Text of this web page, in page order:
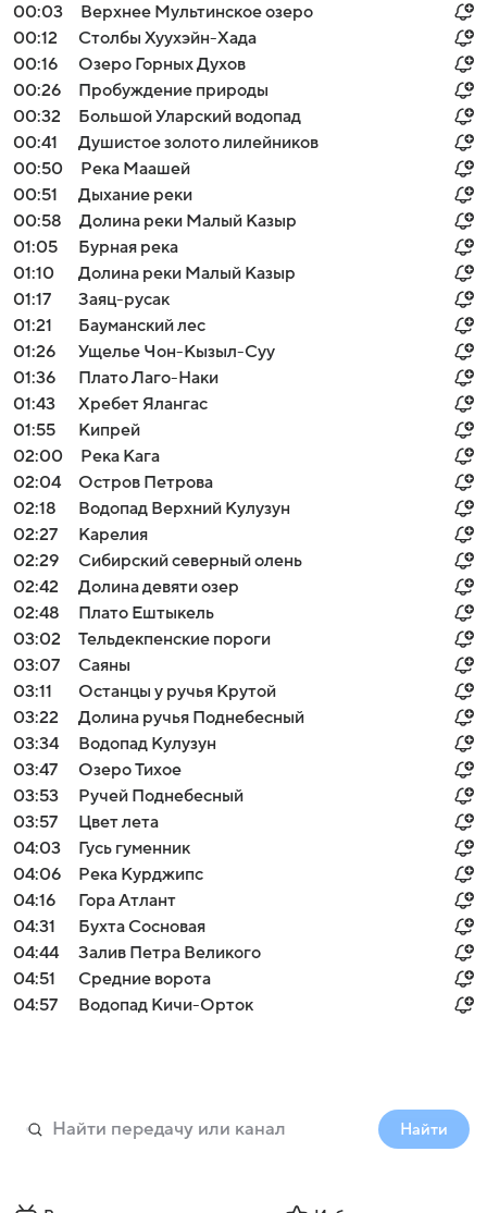
00:03
Верхнее Мультинское озеро
00:12
Столбы Хуухэйн-Хада
00:16
Озеро Горных Духов
00:26
Пробуждение природы
00:32
Большой Уларский водопад
00:41
Душистое золото лилейников
00:50
Река Маашей
00:51
Дыхание реки
00:58
Долина реки Малый Казыр
01:05
Бурная река
01:10
Долина реки Малый Казыр
01:17
Заяц-русак
01:21
Бауманский лес
01:26
Ущелье Чон-Кызыл-Суу
01:36
Плато Лаго-Наки
01:43
Хребет Ялангас
01:55
Кипрей
02:00
Река Кага
02:04
Остров Петрова
02:18
Водопад Верхний Кулузун
02:27
Карелия
02:29
Сибирский северный олень
02:42
Долина девяти озер
02:48
Плато Ештыкель
03:02
Тельдекпенские пороги
03:07
Саяны
03:11
Останцы у ручья Крутой
03:22
Долина ручья Поднебесный
03:34
Водопад Кулузун
03:47
Озеро Тихое
03:53
Ручей Поднебесный
03:57
Цвет лета
04:03
Гусь гуменник
04:06
Река Курджипс
04:16
Гора Атлант
04:31
Бухта Сосновая
04:44
Залив Петра Великого
04:51
Средние ворота
04:57
Водопад Кичи-Орток
Найти